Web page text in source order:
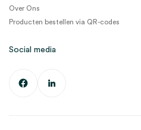
Over Ons
Producten bestellen via QR-codes
Social media